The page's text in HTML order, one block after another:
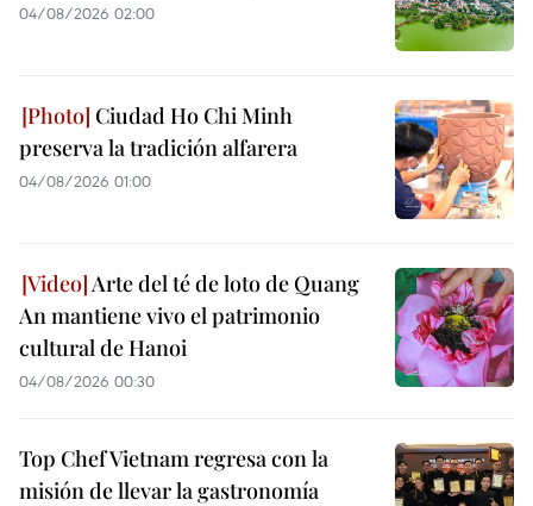
04/08/2026 02:00
Ciudad Ho Chi Minh
preserva la tradición alfarera
04/08/2026 01:00
Arte del té de loto de Quang
An mantiene vivo el patrimonio
cultural de Hanoi
04/08/2026 00:30
Top Chef Vietnam regresa con la
misión de llevar la gastronomía